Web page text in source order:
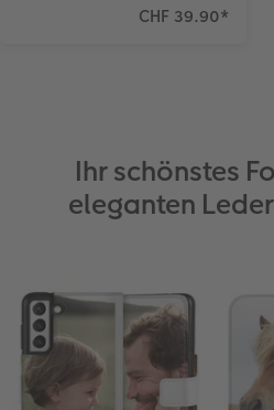
CHF 39.90*
Ihr schönstes
eleganten